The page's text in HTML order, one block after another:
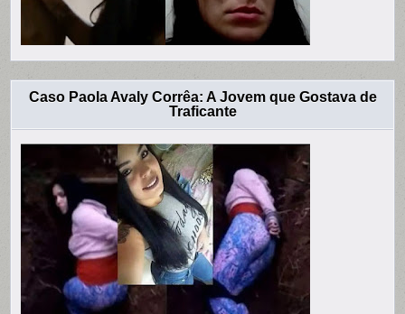
Caso Paola Avaly Corrêa: A Jovem que Gostava de
Traficante